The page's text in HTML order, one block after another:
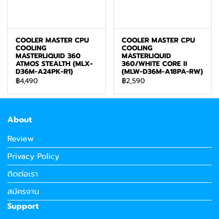
COOLER MASTER CPU
COOLING
MASTERLIQUID 360
ATMOS STEALTH (MLX-
D36M-A24PK-R1)
฿4,490
COOLER MASTER CPU
COOLING
MASTERLIQUID
360/WHITE CORE II
(MLW-D36M-A18PA-RW)
฿2,590
About
Review
Privacy Policy
ติดต่อเรา
สมัครงาน
Support